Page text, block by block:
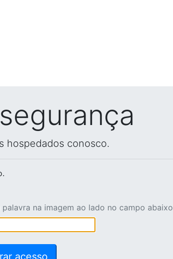
hospedados conosco.
palavra na imagem ao lado no campo abaixo